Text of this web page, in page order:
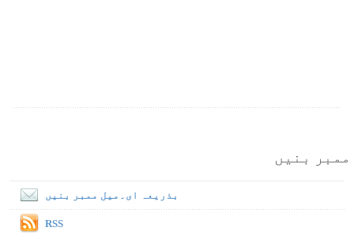
ممبر بنیں
بذریعہ ای۔میل ممبر بنیں
RSS